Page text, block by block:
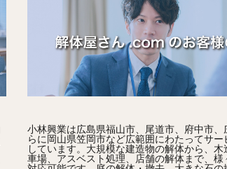
小林興業は広島県福山市、尾道市、府中市、
らに岡山県笠岡市など広範囲にわたってサー
しています。大規模な建造物の解体から、木
車場、アスベスト処理、店舗の解体まで、様